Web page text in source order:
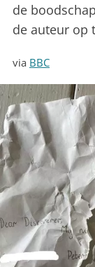
de
de auteur op
via BBC